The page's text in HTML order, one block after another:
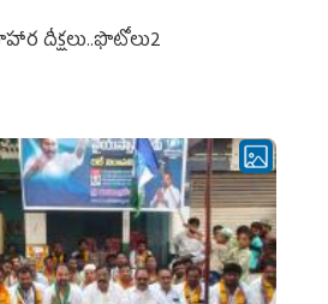
దీక్షలు..ఫొటోలు2